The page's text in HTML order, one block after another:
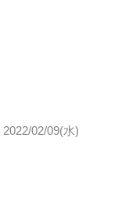
2022/02/09(水)